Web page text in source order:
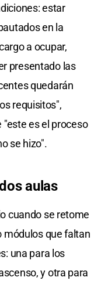
estar
en la
a ocupar,
presentado las
quedarán
requisitos",
"este es el proceso
se hizo".
aulas
cuando se retome
módulos que faltan
una para los
y otra para